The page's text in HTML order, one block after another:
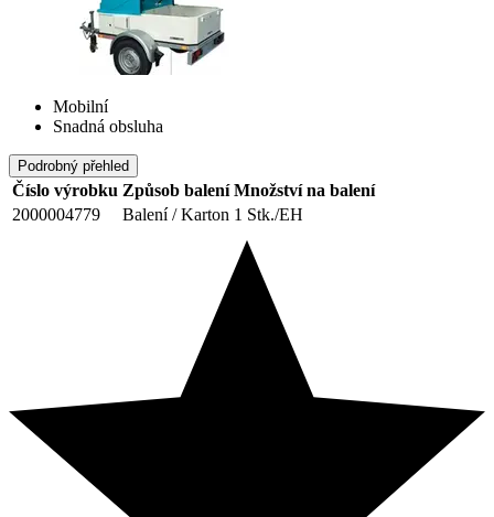
Mobilní
Snadná obsluha
Podrobný přehled
Číslo výrobku Způsob balení Množství na balení
2000004779
Balení / Karton 1 Stk./EH